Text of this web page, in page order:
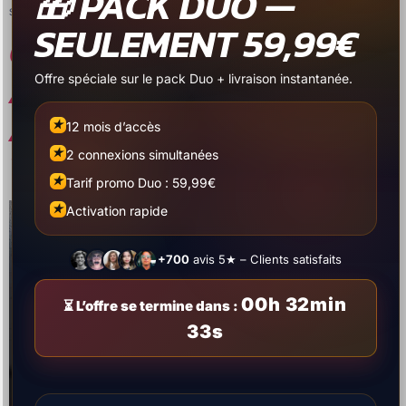
serveur est suspendu.Votre revendeur ne respecte pas […]
COMMENT INSTALLER
ATLAS PRO ONTV
APPLICATION SMART
TV – GUIDE 2025
SEULEMENT 59,99€
Offre spéciale sur le pack Duo + livraison instantanée.
★12 mois d’accès
★2 connexions simultanées
★Tarif promo Duo : 59,99€
★Activation rapide
+700 avis 5★ – Clients satisfaits
⏳ L’offre se termine dans :00h 32min
32s